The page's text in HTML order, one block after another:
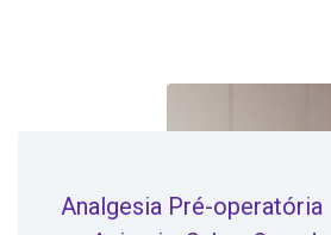
Analgesia Pré-operatória